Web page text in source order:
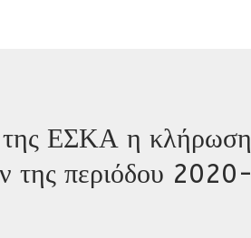
της ΕΣΚΑ η κλήρωση
της περιόδου 2020-